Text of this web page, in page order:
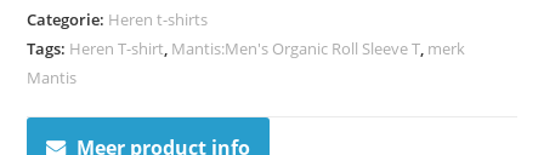
Categorie: Heren t-shirts
Tags: Heren T-shirt, Mantis:Men's Organic Roll Sleeve T, merk
Mantis
Meer product info